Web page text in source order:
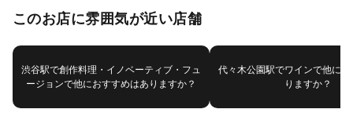
このお店に雰囲気が近い店舗
渋谷駅で創作料理・イノベーティブ・フュ
ージョンで他におすすめはありますか？
代々木公園駅でワインで他に
りますか？